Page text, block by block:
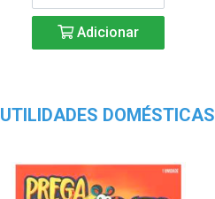
Adicionar
UTILIDADES DOMÉSTICAS